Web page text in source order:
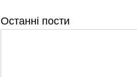
Останні пости